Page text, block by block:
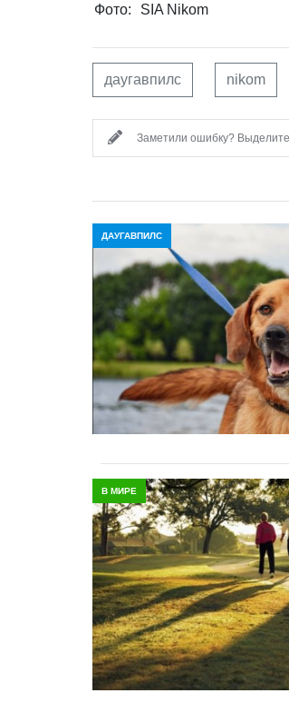
Фото:
SIA Nikom
даугавпилс nikom
Заметили ошибку?
ДАУГАВПИЛС
В МИРЕ